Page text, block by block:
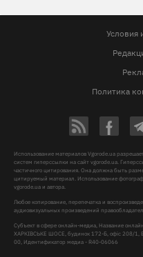
Условия
Политика
Использование материалов Vgorode.ua
систем гиперссылки на сайт vgorode.ua.
частичного цитирования. Она должна быть
цитируемый материал. Использование
vgorode.ua и автора.
Любое копирование, перепечатка и
аудиовизуальных произведений
Субъект в сфере онлайн-медиа, Название
ХАРКІВСЬКЕ ШОСЕ, будинок 172-Б, офіс 208/1,
00, Идентификатор медиа - R40-06066